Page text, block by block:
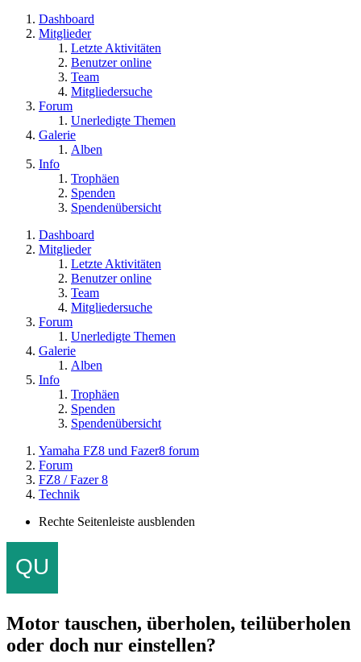
Dashboard
Mitglieder
Letzte Aktivitäten
Benutzer online
Team
Mitgliedersuche
Forum
Unerledigte Themen
Galerie
Alben
Info
Trophäen
Spenden
Spendenübersicht
Dashboard
Mitglieder
Letzte Aktivitäten
Benutzer online
Team
Mitgliedersuche
Forum
Unerledigte Themen
Galerie
Alben
Info
Trophäen
Spenden
Spendenübersicht
Yamaha FZ8 und Fazer8 forum
Forum
FZ8 / Fazer 8
Technik
Rechte Seitenleiste ausblenden
Motor tauschen, überholen, teilüberholen
oder doch nur einstellen?